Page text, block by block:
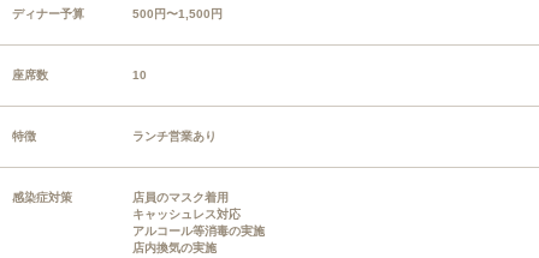
ディナー予算 500円〜1,500円
座席数 10
特徴 ランチ営業あり
感染症対策
店員のマスク着用
キャッシュレス対応
アルコール等消毒の実施
店内換気の実施